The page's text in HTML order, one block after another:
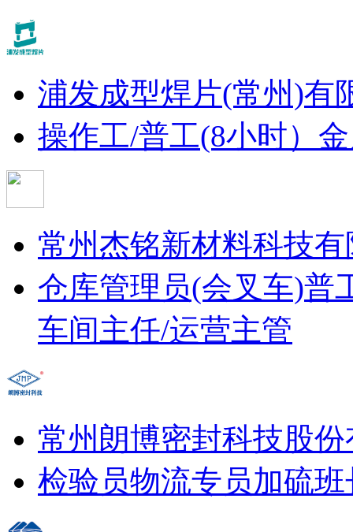
浦发成型焊片(常州)有
操作工/普工(8小时）
常州杰铭新材料科技
仓库管理员(会叉车)普
车间主任/运营主管
常州朗博密封科技股
检验员物流专员加硫班